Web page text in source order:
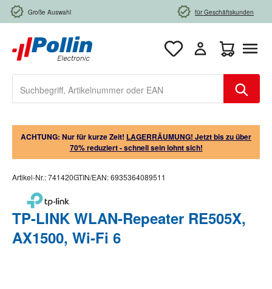
Zum Hauptinhalt springen
Große Auswahl für Geschäftskunden
ACHTUNG: Nur für kurze Zeit! LAGERRÄUMUNG! Jetzt bis zu über
70% reduziert - schnell sein lohnt sich!
Artikel-Nr.:741420GTIN/EAN:6935364089511
TP-LINK WLAN-Repeater RE505X,
AX1500, Wi-Fi 6